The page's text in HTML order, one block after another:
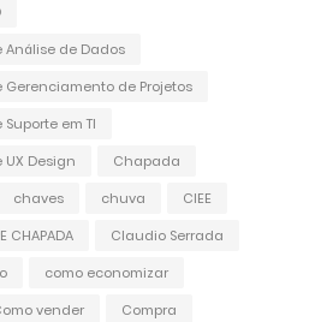
de Dados
de Projetos
em TI
Design
Chapada
chaves chuva
CIEE
CHAPADA
Claudio Serrada
como economizar
vender
Compra